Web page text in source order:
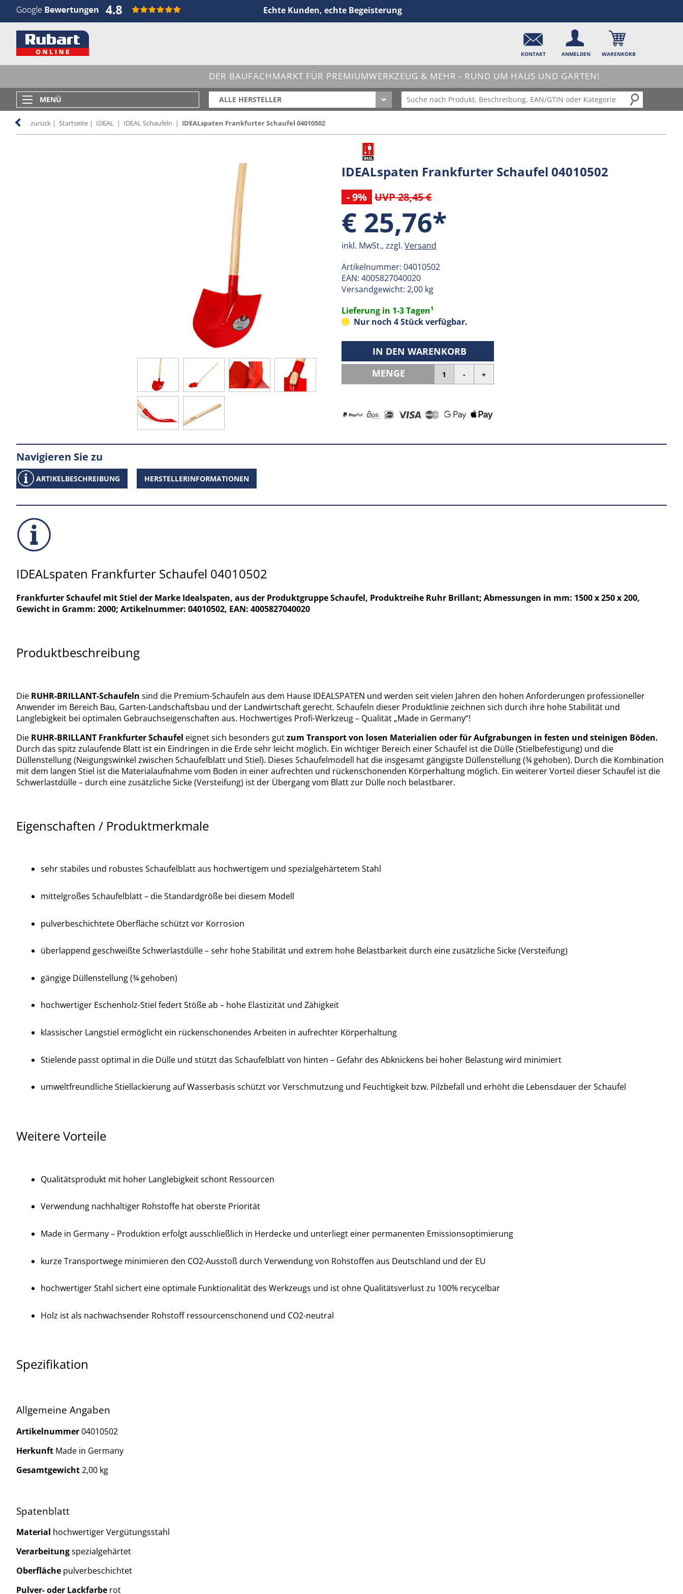
Echte Kunden, echte Begeisterung
KONTAKT ANMELDEN WARENKORB
DER BAUFACHMARKT FÜR PREMIUMWERKZEUG & MEHR - RUND UM HAUS UND GARTEN!
MENÜ ALLE HERSTELLER
zurück | Startseite | IDEAL | IDEAL Schaufeln | IDEALspaten Frankfurter Schaufel 04010502
IDEALspaten Frankfurter Schaufel 04010502
- 9% UVP 28,45 €
€ 25,76*
inkl. MwSt., zzgl. Versand
Artikelnummer: 04010502
EAN: 4005827040020
Versandgewicht: 2,00 kg
Lieferung in 1-3 Tagen¹
Nur noch 4 Stück verfügbar.
IN DEN WARENKORB
MENGE
Navigieren Sie zu
ARTIKELBESCHREIBUNG HERSTELLERINFORMATIONEN
IDEALspaten Frankfurter Schaufel 04010502
Frankfurter Schaufel mit Stiel der Marke Idealspaten, aus der Produktgruppe Schaufel, Produktreihe Ruhr Brillant; Abmessungen in mm: 1500 x 250 x 200,
Gewicht in Gramm: 2000; Artikelnummer: 04010502, EAN: 4005827040020
Produktbeschreibung
Die RUHR-BRILLANT-Schaufeln sind die Premium-Schaufeln aus dem Hause IDEALSPATEN und werden seit vielen Jahren den hohen Anforderungen professioneller
Anwender im Bereich Bau, Garten-Landschaftsbau und der Landwirtschaft gerecht. Schaufeln dieser Produktlinie zeichnen sich durch ihre hohe Stabilität und
Langlebigkeit bei optimalen Gebrauchseigenschaften aus. Hochwertiges Profi-Werkzeug – Qualität „Made in Germany“!
Die RUHR-BRILLANT Frankfurter Schaufel eignet sich besonders gutzum Transport von losen Materialien oder für Aufgrabungen in festen und steinigen Böden.
Durch das spitz zulaufende Blatt ist ein Eindringen in die Erde sehr leicht möglich. Ein wichtiger Bereich einer Schaufel ist die Dülle (Stielbefestigung) und die
Düllenstellung (Neigungswinkel zwischen Schaufelblatt und Stiel). Dieses Schaufelmodell hat die insgesamt gängigste Düllenstellung (¾ gehoben). Durch die Kombination
mit dem langen Stiel ist die Materialaufnahme vom Boden in einer aufrechten und rückenschonenden Körperhaltung möglich. Ein weiterer Vorteil dieser Schaufel ist die
Schwerlastdülle – durch eine zusätzliche Sicke (Versteifung) ist der Übergang vom Blatt zur Dülle noch belastbarer.
Eigenschaften / Produktmerkmale
sehr stabiles und robustes Schaufelblatt aus hochwertigem und spezialgehärtetem Stahl
mittelgroßes Schaufelblatt – die Standardgröße bei diesem Modell
pulverbeschichtete Oberfläche schützt vor Korrosion
überlappend geschweißte Schwerlastdülle – sehr hohe Stabilität und extrem hohe Belastbarkeit durch eine zusätzliche Sicke (Versteifung)
gängige Düllenstellung (¾ gehoben)
hochwertiger Eschenholz-Stiel federt Stöße ab – hohe Elastizität und Zähigkeit
klassischer Langstiel ermöglicht ein rückenschonendes Arbeiten in aufrechter Körperhaltung
Stielende passt optimal in die Dülle und stützt das Schaufelblatt von hinten – Gefahr des Abknickens bei hoher Belastung wird minimiert
umweltfreundliche Stiellackierung auf Wasserbasis schützt vor Verschmutzung und Feuchtigkeit bzw. Pilzbefall und erhöht die Lebensdauer der Schaufel
Weitere Vorteile
Qualitätsprodukt mit hoher Langlebigkeit schont Ressourcen
Verwendung nachhaltiger Rohstoffe hat oberste Priorität
Made in Germany – Produktion erfolgt ausschließlich in Herdecke und unterliegt einer permanenten Emissionsoptimierung
kurze Transportwege minimieren den CO2-Ausstoß durch Verwendung von Rohstoffen aus Deutschland und der EU
hochwertiger Stahl sichert eine optimale Funktionalität des Werkzeugs und ist ohne Qualitätsverlust zu 100% recycelbar
Holz ist als nachwachsender Rohstoff ressourcenschonend und CO2-neutral
Spezifikation
Allgemeine Angaben
Artikelnummer04010502
Herkunft Made in Germany
Gesamtgewicht2,00 kg
Spatenblatt
Material hochwertiger Vergütungsstahl
Verarbeitungspezialgehärtet
Oberfläche pulverbeschichtet
Pulver- oder Lackfarbe rot